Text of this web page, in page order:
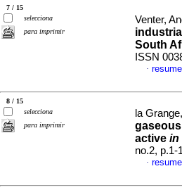
7 / 15
selecciona
para imprimir
Venter,
South
ISSN
·
8 / 15
selecciona
para imprimir
la
active in
no.2, p.1-
·